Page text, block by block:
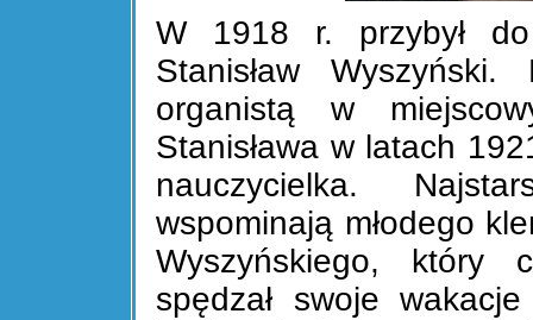
W 1918 r. przybył
Stanisław
organistą w
Stanisława w latach
nauczycielka.
wspominają młodego
Wyszyńskiego, który
spędzał swoje